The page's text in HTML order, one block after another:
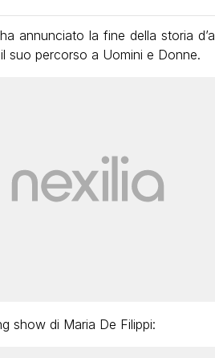
annunciato la fine della storia
suo percorso a Uomini e Donne.
show di Maria De Filippi: